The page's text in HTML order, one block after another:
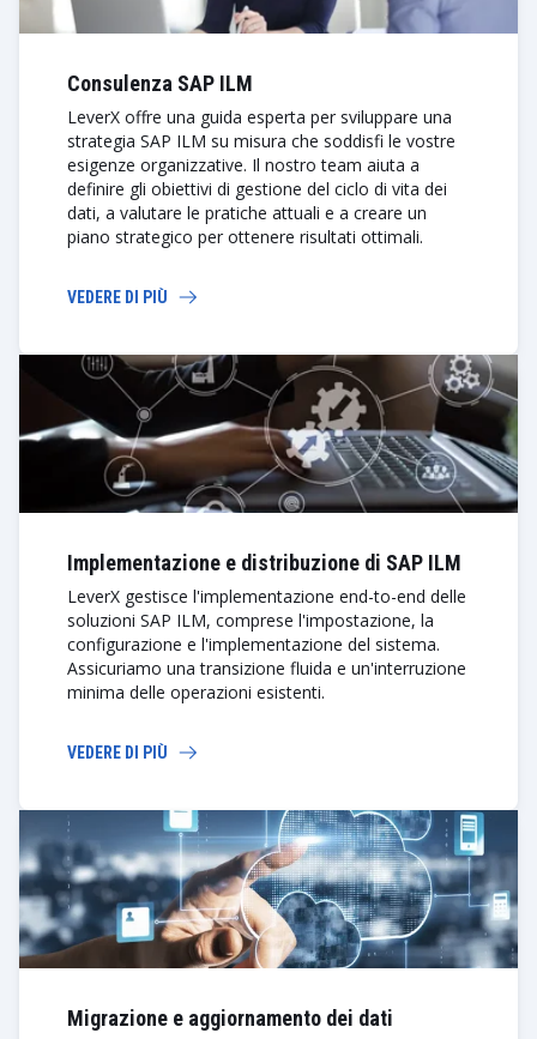
Consulenza SAP ILM
LeverX offre una guida esperta per sviluppare una
strategia SAP ILM su misura che soddisfi le vostre
esigenze organizzative. Il nostro team aiuta a
definire gli obiettivi di gestione del ciclo di vita dei
dati, a valutare le pratiche attuali e a creare un
piano strategico per ottenere risultati ottimali.
VEDERE DI PIÙ
Implementazione e distribuzione di SAP ILM
LeverX gestisce l'implementazione end-to-end delle
soluzioni SAP ILM, comprese l'impostazione, la
configurazione e l'implementazione del sistema.
Assicuriamo una transizione fluida e un'interruzione
minima delle operazioni esistenti.
VEDERE DI PIÙ
Migrazione e aggiornamento dei dati